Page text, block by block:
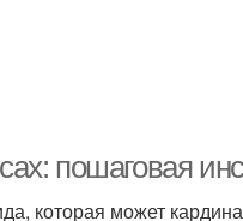
пошаговая
которая может